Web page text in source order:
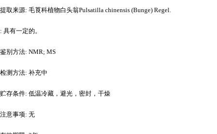
提取来源: 毛莨科植物白头翁Pulsatilla chinensis (Bunge) Regel.
: 具有一定的。
鉴别方法: NMR; MS
检测方法: 补充中
贮存条件: 低温冷藏，避光，密封，干燥
注意事项: 无